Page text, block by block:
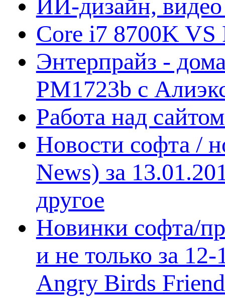
ИИ-дизайн,
Core i7 8700K VS
Энтерпрайз -
PM1723b с
Работа над
Новости софта /
News) за
другое
Новинки софта/
и не только за
Angry Birds